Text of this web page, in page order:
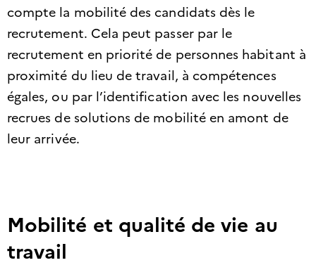
compte la mobilité des candidats dès le
recrutement. Cela peut passer par le
recrutement en priorité de personnes habitant à
proximité du lieu de travail, à compétences
égales, ou par l’identification avec les nouvelles
recrues de solutions de mobilité en amont de
leur arrivée.
Mobilité et qualité de vie au
travail